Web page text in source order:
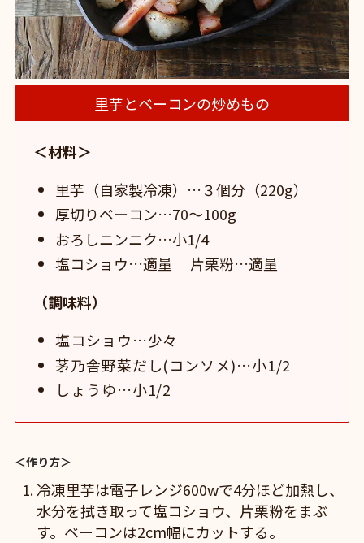
里芋とベーコンの炒めもの
＜材料＞
里芋（自家製冷凍）…３個分（220g）
厚切りベーコン…70〜100g
おろしニンニク…小1/4
塩コショウ…適量 片栗粉…適量
（調味料）
塩コショウ…少々
茅乃舎野菜だし(コンソメ)…小1/2
しょうゆ…小1/2
＜作り方＞
冷凍里芋は電子レンジ600wで4分ほど加熱し、
水分を拭き取って塩コショウ、片栗粉をまぶ
す。ベーコンは2cm幅にカットする。